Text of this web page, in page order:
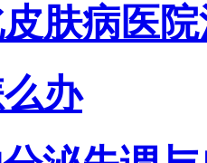
肤病医
办